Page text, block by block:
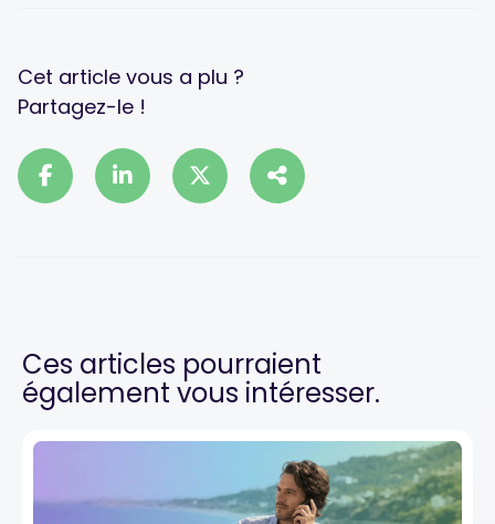
Cet article vous a plu ?
Partagez-le !
Ces articles pourraient
également vous intéresser.